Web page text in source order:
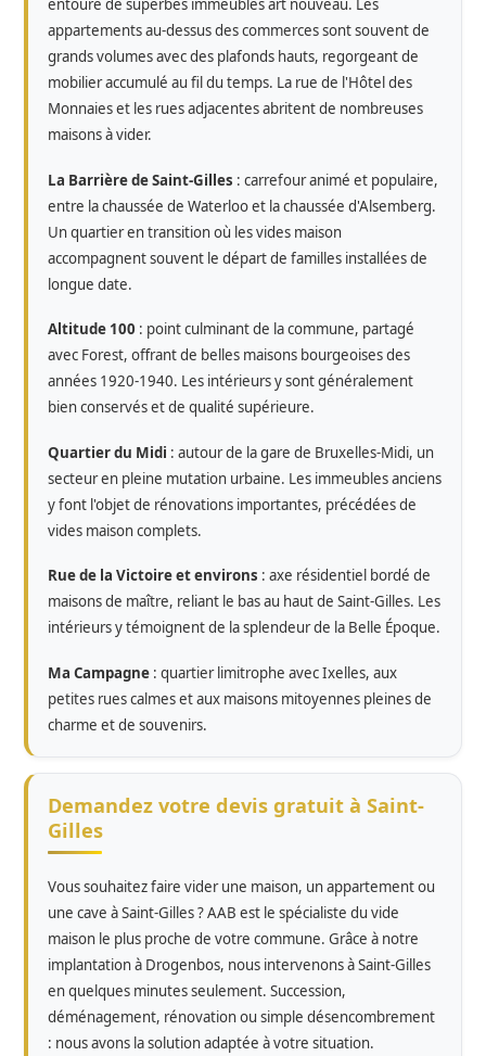
entouré de superbes immeubles art nouveau. Les
appartements au-dessus des commerces sont souvent de
grands volumes avec des plafonds hauts, regorgeant de
mobilier accumulé au fil du temps. La rue de l'Hôtel des
Monnaies et les rues adjacentes abritent de nombreuses
maisons à vider.
La Barrière de Saint-Gilles : carrefour animé et populaire,
entre la chaussée de Waterloo et la chaussée d'Alsemberg.
Un quartier en transition où les vides maison
accompagnent souvent le départ de familles installées de
longue date.
Altitude 100 : point culminant de la commune, partagé
avec Forest, offrant de belles maisons bourgeoises des
années 1920-1940. Les intérieurs y sont généralement
bien conservés et de qualité supérieure.
Quartier du Midi : autour de la gare de Bruxelles-Midi, un
secteur en pleine mutation urbaine. Les immeubles anciens
y font l'objet de rénovations importantes, précédées de
vides maison complets.
Rue de la Victoire et environs : axe résidentiel bordé de
maisons de maître, reliant le bas au haut de Saint-Gilles. Les
intérieurs y témoignent de la splendeur de la Belle Époque.
Ma Campagne: quartier limitrophe avec Ixelles, aux
petites rues calmes et aux maisons mitoyennes pleines de
charme et de souvenirs.
Demandez votre devis gratuit à Saint-
Gilles
Vous souhaitez faire vider une maison, un appartement ou
une cave à Saint-Gilles ? AAB est le spécialiste du vide
maison le plus proche de votre commune. Grâce à notre
implantation à Drogenbos, nous intervenons à Saint-Gilles
en quelques minutes seulement. Succession,
déménagement, rénovation ou simple désencombrement
: nous avons la solution adaptée à votre situation.